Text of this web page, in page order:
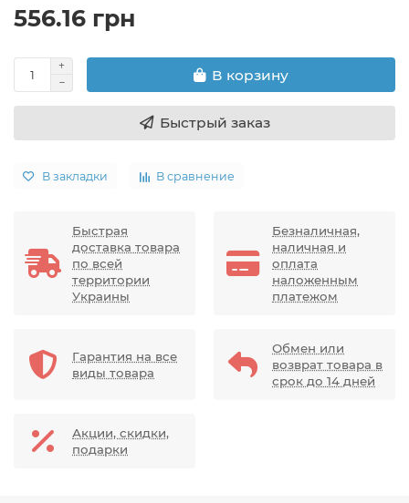
556.16 грн
В корзину
Быстрый заказ
В закладки В сравнение
Быстрая
доставка товара
по всей
территории
Украины
Безналичная,
наличная и
оплата
наложенным
платежом
Гарантия на все
виды товара
Обмен или
возврат товара в
срок до 14 дней
Акции, скидки,
подарки